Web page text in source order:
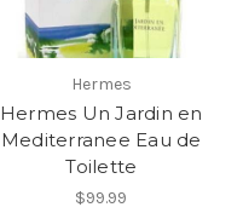
Hermes
Hermes Un Jardin en
Mediterranee Eau de
Toilette
$99.99